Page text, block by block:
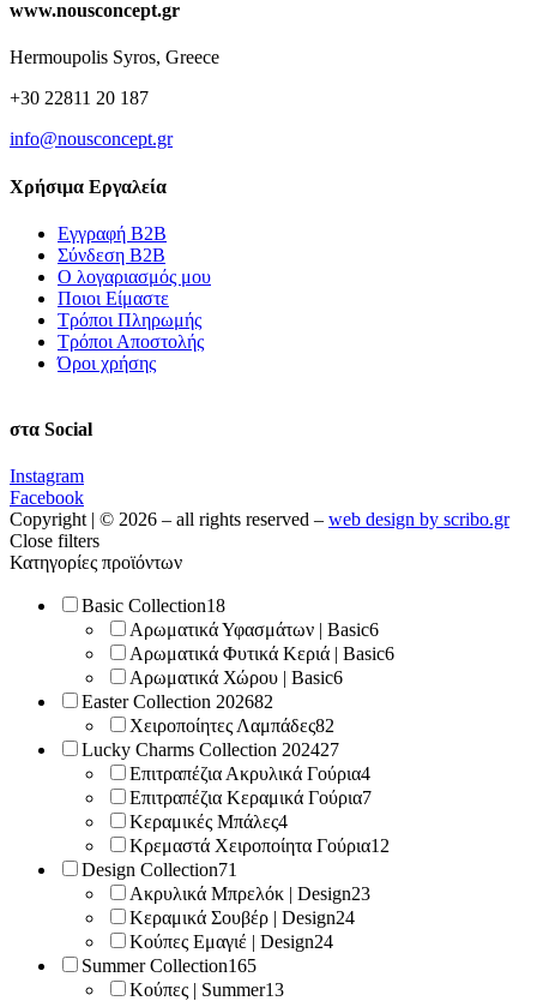
www.nousconcept.gr
Hermoupolis Syros, Greece
+30 22811 20 187
info@nousconcept.gr
Χρήσιμα Εργαλεία
Εγγραφή Β2Β
Σύνδεση Β2Β
Ο λογαριασμός μου
Ποιοι Είμαστε
Τρόποι Πληρωμής
Τρόποι Αποστολής
Όροι χρήσης
στα Social
Instagram
Facebook
Copyright | © 2026 – all rights reserved – web design by scribo.gr
Close filters
Κατηγορίες προϊόντων
Basic Collection18
Αρωματικά Υφασμάτων | Basic6
Αρωματικά Φυτικά Κεριά | Basic6
Αρωματικά Χώρου | Basic6
Easter Collection 202682
Χειροποίητες Λαμπάδες82
Lucky Charms Collection 202427
Επιτραπέζια Ακρυλικά Γούρια4
Επιτραπέζια Κεραμικά Γούρια7
Κεραμικές Μπάλες4
Κρεμαστά Χειροποίητα Γούρια12
Design Collection71
Ακρυλικά Μπρελόκ | Design23
Κεραμικά Σουβέρ | Design24
Κούπες Εμαγιέ | Design24
Summer Collection165
Κούπες | Summer13